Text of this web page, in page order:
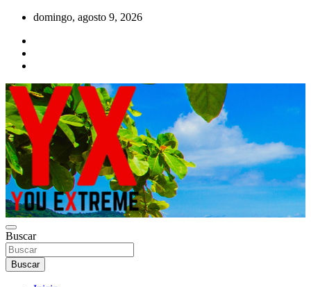
Saltar
contenido
domingo, agosto 9, 2026
YOU EXTREME
YX Deportes Extremos Lifestyle
Buscar
Buscar